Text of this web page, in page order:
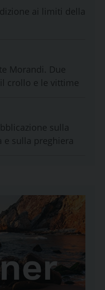
ai limiti della
Morandi. Due
crollo e le vittime
sulla
e sulla preghiera